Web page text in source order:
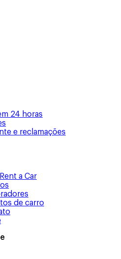
24 horas
e reclamações
a Car
de carro